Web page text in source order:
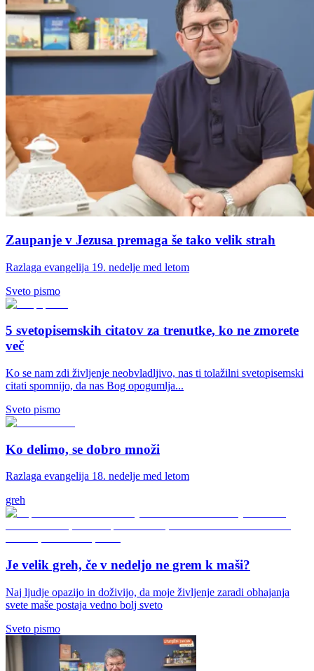
Zaupanje v Jezusa premaga še tako velik strah
Razlaga evangelija 19. nedelje med letom
Sveto pismo
5 svetopisemskih citatov za trenutke, ko ne zmorete
več
Ko se nam zdi življenje neobvladljivo, nas ti tolažilni svetopisemski
citati spomnijo, da nas Bog opogumlja...
Sveto pismo
Ko delimo, se dobro množi
Razlaga evangelija 18. nedelje med letom
greh
Je velik greh, če v nedeljo ne grem k maši?
Naj ljudje opazijo in doživijo, da moje življenje zaradi obhajanja
svete maše postaja vedno bolj sveto
Sveto pismo